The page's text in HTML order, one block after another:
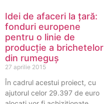
Idei de afaceri la țară:
fonduri europene
pentru o linie de
producţie a brichetelor
din rumeguş
27 aprilie 2015
În cadrul acestui proiect, cu
ajutorul celor 29.397 de euro